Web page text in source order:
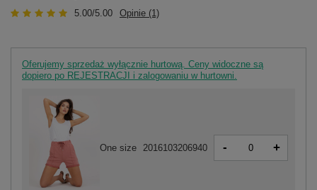
5.00/5.00 Opinie (1)
Oferujemy sprzedaż wyłącznie hurtową. Ceny widoczne są
dopiero po REJESTRACJI i zalogowaniu w hurtowni.
One size 2016103206940 - +